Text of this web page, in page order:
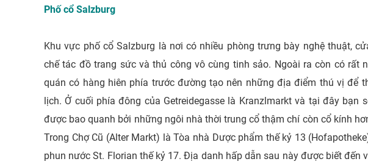
Phố cổ Salzburg
Khu vực phố cổ Salzburg là nơi có nhiều phòng trưng bày nghệ thuật,
chế tác đồ trang sức và thủ công vô cùng tinh sảo. Ngoài ra còn có rất
quán có hàng hiên phía trước đường tạo nên những địa điểm thú vị để
lịch. Ở cuối phía đông của Getreidegasse là Kranzlmarkt và tại đây bạn
được bao quanh bởi những ngôi nhà thời trung cổ thậm chí còn cổ kính
Trong Chợ Cũ (Alter Markt) là Tòa nhà Dược phẩm thế kỷ 13
phun nước St. Florian thế kỷ 17. Địa danh hấp dẫn sau này được biết đến